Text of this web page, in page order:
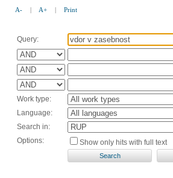
A- | A+ | Print
Query:
Work type:
Language:
Search in:
Options:
Show only hits with full text